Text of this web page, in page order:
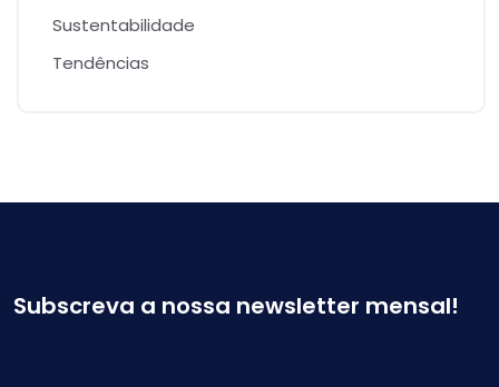
Sustentabilidade
Tendências
Subscreva a nossa newsletter mensal!